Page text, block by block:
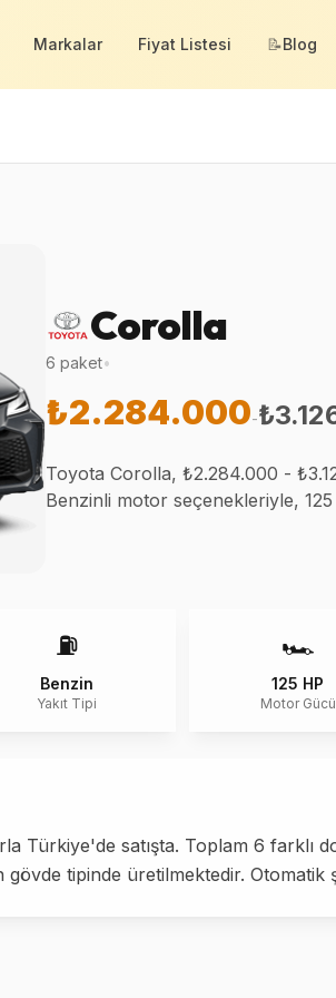
Markalar Fiyat Listesi 📝Blog
Corolla
6 paket•
₺2.284.000-
Toyota Corolla, ₺2.284.000 -
Benzinli motor seçenekleriyle,
⛽
Benzin
Yakıt Tipi
🏎️
125 HP
Motor Gücü
satışta. Toplam 6 farklı
tipinde üretilmektedir. Otomatik